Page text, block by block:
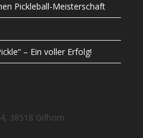
Pickleball-Meisterschaft
– Ein voller Erfolg!
38518 Gifhorn